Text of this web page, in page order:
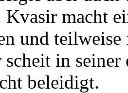
macht
und
in
beleidigt.